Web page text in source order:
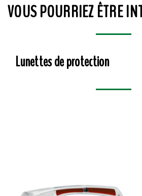
VOUS POURRIEZ ÊTRE
Lunettes de protection